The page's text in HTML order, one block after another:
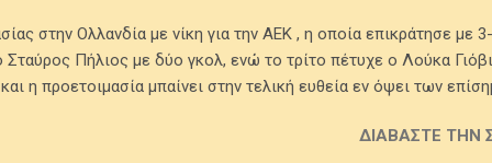
στην Ολλανδία με νίκη για την ΑΕΚ , η οποία επικράτησε με
Πήλιος με δύο γκολ, ενώ το τρίτο πέτυχε ο Λούκα
η προετοιμασία μπαίνει στην τελική ευθεία εν όψει των
στον Σταύρο Πήλιο , αυτός πάτησε περιοχή από αριστερά
ΔΙΑΒΆΣΤΕ ΤΗΝ